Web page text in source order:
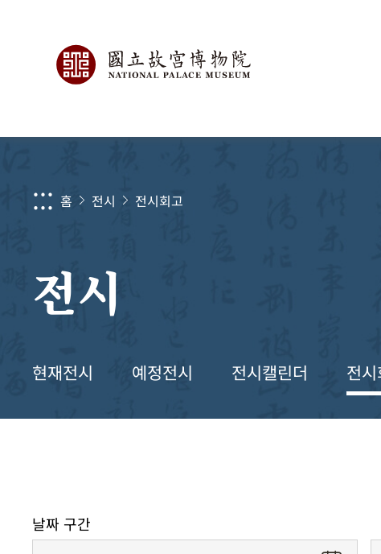
::: 홈 전시 전시회고
전시
현재전시 예정전시 전시캘린더 전
날짜 구간